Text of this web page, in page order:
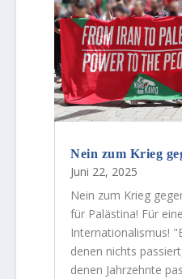
Nein zum Krieg
Juni 22, 2025
Nein zum Krieg
für Palästina! Für
Internationalismus!
denen nichts
denen Jahrzehnte